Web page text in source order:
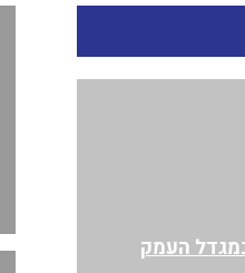
העמק